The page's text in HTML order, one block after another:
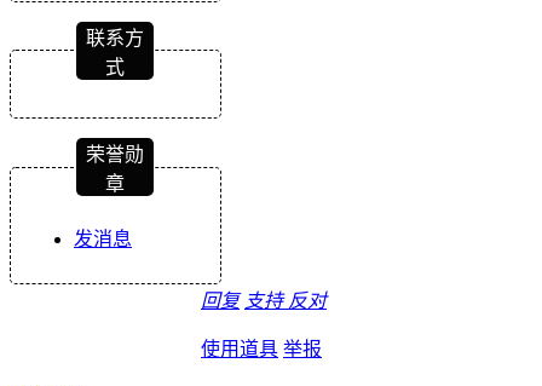
联系方
式
荣誉勋
章
发消息
回复 支持 反对
使用道具 举报